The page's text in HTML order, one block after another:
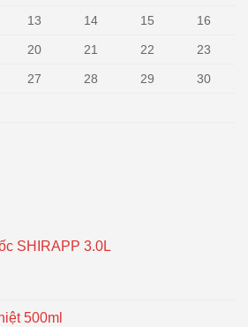
13 14 15 16
20 21 22 23
27 28 29 30
SHIRAPP 3.0L
500ml